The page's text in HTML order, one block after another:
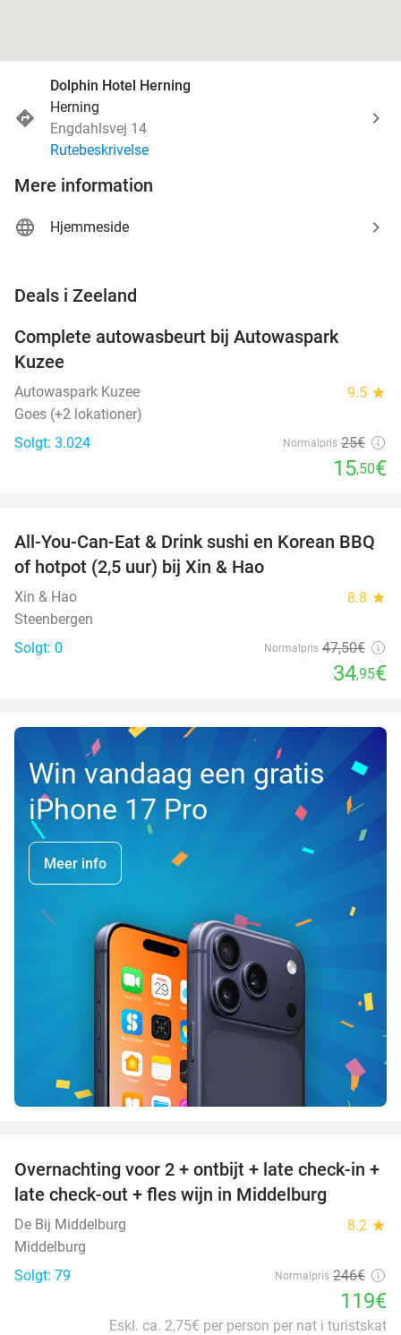
Dolphin Hotel Herning
Herning
Engdahlsvej 14
Rutebeskrivelse
Mere information
Hjemmeside
Deals i Zeeland
Complete autowasbeurt bij Autowaspark
Kuzee
Autowaspark Kuzee 9.5 star
Goes (+2 lokationer)
Solgt: 3.024
Normalpris 25€
15,50€
26%
DAG
All-You-Can-Eat & Drink sushi en Korean BBQ
of hotpot (2,5 uur) bij Xin & Hao
Xin & Hao 8.8 star
Steenbergen
Solgt: 0
Normalpris 47,50€
34,95€
Win vandaag een gratis
iPhone 17 Pro
Meer info
52%
Overnachting voor 2 + ontbijt + late check-in +
late check-out + fles wijn in Middelburg
De Bij Middelburg 8.2 star
Middelburg
Solgt: 79
Normalpris 246€
119€
Eskl. ca. 2,75€ per person per nat i turistskat